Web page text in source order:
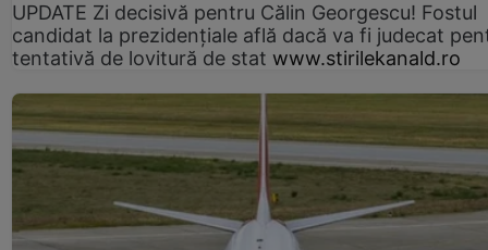
UPDATE Zi decisivă pentru Călin Georgescu! Fostul
candidat la prezidențiale află dacă va fi judecat
tentativă de lovitură de stat www.stirilekanald.ro